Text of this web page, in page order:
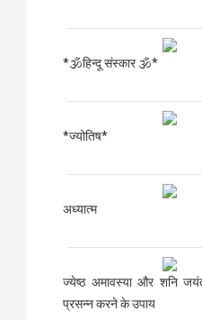
*🕉हिन्दू संस्कार 🕉*
*ज्योतिष*
अध्यात्म
ज्येष्ठ अमावस्या और शनि
प्रसन्न करने के उपाय